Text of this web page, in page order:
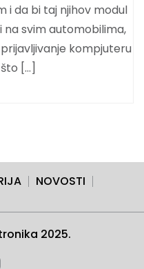
i da bi taj njihov modul
svim automobilima,
kompjuteru
[…]
NOVOSTI
2025.